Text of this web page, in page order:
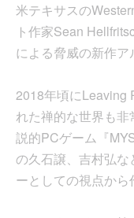
米テキサスの
ト作家Sean
による脅威の新作ア
2018年頃にLeaving
れた禅的な世界も
説的PCゲーム『
の久石譲、吉村弘
ーとしての視点から